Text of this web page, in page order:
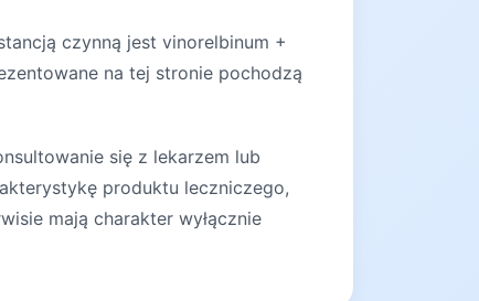
czynną jest vinorelbinum +
na tej stronie pochodzą
się z lekarzem lub
produktu leczniczego,
mają charakter wyłącznie